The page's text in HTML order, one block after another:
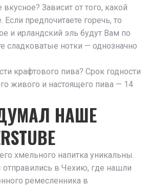
Зависит от того, какой
предпочитаете горечь, то
и ирландский эль будут Вам по
сладковатые нотки — однозначно
крафтового пива? Срок годности
живого и настоящего пива — 14
НАШЕ
хмельного напитка уникальны.
в Чехию, где нашли
ремесленника в